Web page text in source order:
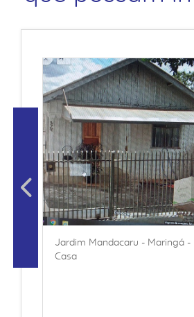
Jardim Mandacaru - Maringá -
Casa